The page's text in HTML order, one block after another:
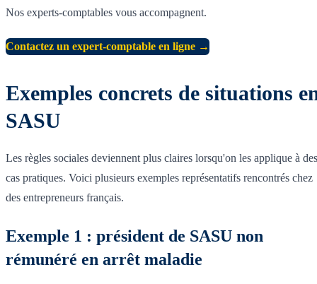
Nos experts-comptables vous accompagnent.
Contactez un expert-comptable en ligne →
Exemples concrets de situations
SASU
Les règles sociales deviennent plus claires lorsqu'on les applique à des
cas pratiques. Voici plusieurs exemples représentatifs rencontrés chez
des entrepreneurs français.
Exemple 1 : président de SASU non
rémunéré en arrêt maladie